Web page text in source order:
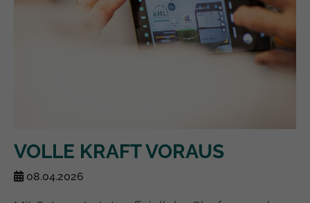
VOLLE KRAFT VORAUS
08.04.2026